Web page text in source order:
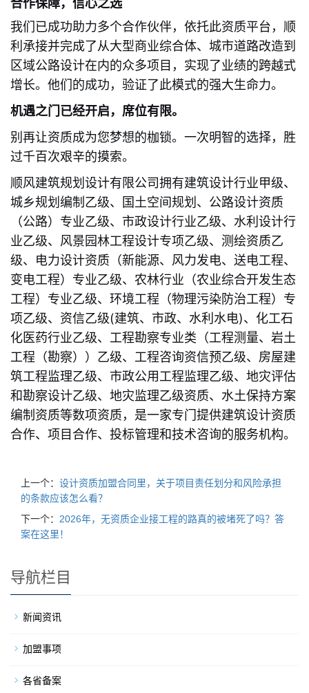
我们已成功助力多个合作伙伴，依托此资质平台，顺
利承接并完成了从大型商业综合体、城市道路改造到
区域公路设计在内的众多项目，实现了业绩的跨越式
增长。他们的成功，验证了此模式的强大生命力。
机遇之门已经开启，席位有限。
别再让资质成为您梦想的枷锁。一次明智的选择，胜
过千百次艰辛的摸索。
顺风建筑规划设计有限公司拥有建筑设计行业甲级、
城乡规划编制乙级、国土空间规划、公路设计资质
（公路）专业乙级、市政设计行业乙级、水利设计行
业乙级、风景园林工程设计专项乙级、测绘资质乙
级、电力设计资质（新能源、风力发电、送电工程、
变电工程）专业乙级、农林行业（农业综合开发生态
工程）专业乙级、环境工程（物理污染防治工程）专
项乙级、资信乙级(建筑、市政、水利水电)、化工石
化医药行业乙级、工程勘察专业类（工程测量、岩土
工程（勘察））乙级、工程咨询资信预乙级、房屋建
筑工程监理乙级、市政公用工程监理乙级、地灾评估
和勘察设计乙级、地灾监理乙级资质、水土保持方案
编制资质等数项资质，是一家专门提供建筑设计资质
合作、项目合作、投标管理和技术咨询的服务机构。
上一个： 设计资质加盟合同里，关于项目责任划分和风险承担
的条款应该怎么看？
下一个： 2026年，无资质企业接工程的路真的被堵死了吗？答
案在这里！
导航栏目
新闻资讯
加盟事项
各省备案